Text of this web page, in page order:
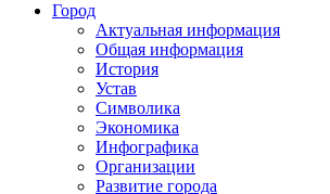
Город
Актуальная информация
Общая информация
История
Устав
Символика
Экономика
Инфографика
Организации
Развитие города